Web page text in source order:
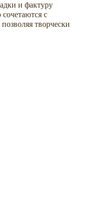
и фактуру
с
творчески